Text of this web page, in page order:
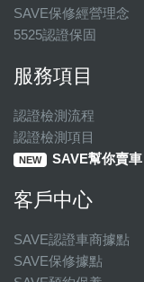
SAVE保修經營理念
5525認證保固
服務項目
認證檢測流程
認證檢測項目
NEW SAVE幫你賣車
客戶中心
SAVE認證車商據點
SAVE保修據點